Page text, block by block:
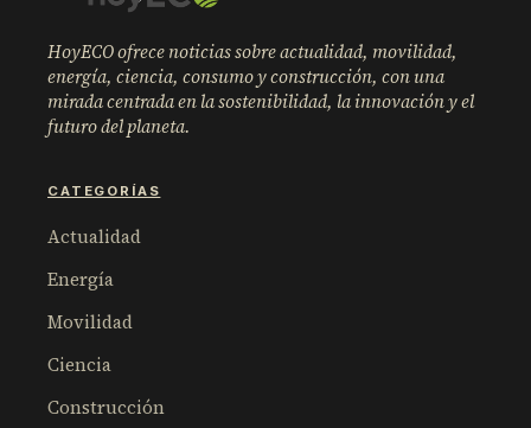
HoyECO ofrece noticias sobre actualidad, movilidad,
energía, ciencia, consumo y construcción, con una
mirada centrada en la sostenibilidad, la innovación y el
futuro del planeta.
CATEGORÍAS
Actualidad
Energía
Movilidad
Ciencia
Construcción